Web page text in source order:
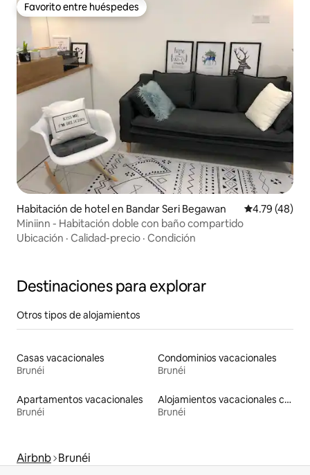
Favorito entre huéspedes
Favorito entre huéspedes
Habitación de hotel en Bandar Seri Begawan Calificación
4.79 (48)
Miniinn - Habitación doble con baño compartido
Ubicación · Calidad-precio · Condición
Destinaciones para explorar
Otros tipos de alojamientos
Casas vacacionales
Brunéi
Condominios vacacionales
Brunéi
Apartamentos vacacionales
Brunéi
Alojamientos vacacionales con piscina
Brunéi
Airbnb Brunéi